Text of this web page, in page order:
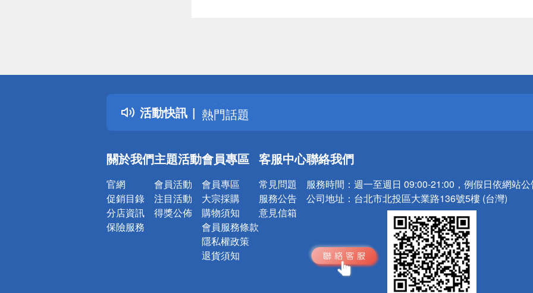
活動快訊
詐騙網頁！請小心！
得獎公告
熱門話題
銀行優惠
詐騙網頁！請小心！
關於我們
官網
促銷目錄
分店資訊
保險服務
主題活動
會員活動
注目活動
得獎公佈
會員專區
會員專區
大宗採購
購物須知
會員服務條款
隱私權政策
退貨須知
客服中心
常見問題
服務公告
意見信箱
聯絡我們
服務時間： 週一至週日 09:00-21:00，例假日依網站
公司地址： 台北市北投區大業路136號5樓 (台灣)